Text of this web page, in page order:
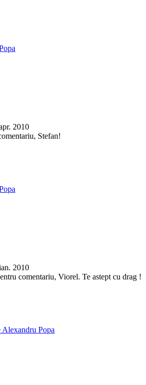
2010
Stefan!
2010
comentariu, Viorel. Te astept cu drag !
Alexandru Popa